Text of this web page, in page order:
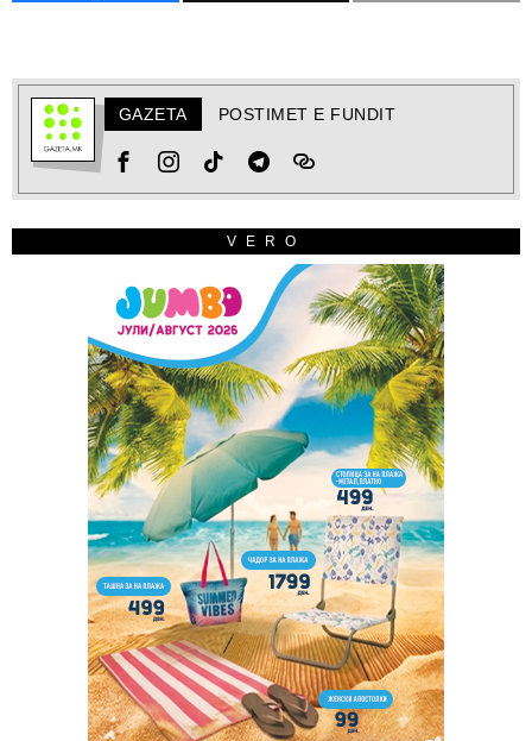
GAZETA POSTIMET E FUNDIT
VERO